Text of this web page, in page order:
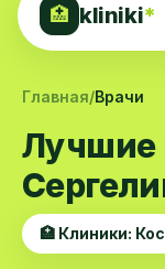
🏥 kliniki*
Главная/Врачи
Лучшие
🏥 Клиники: